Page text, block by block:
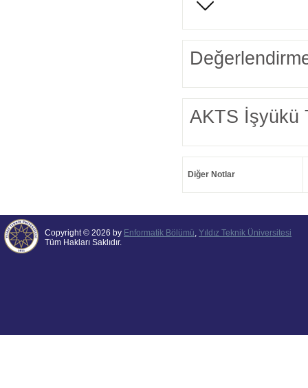
AKTS İşyükü
Diğer Notlar
Copyright © 2026 by Enformatik Bölümü, Yıldız Teknik Üniversitesi
Tüm Hakları Saklıdır.